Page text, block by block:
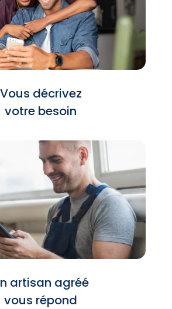
Vous décrivez
votre besoin
artisan agréé
vous répond